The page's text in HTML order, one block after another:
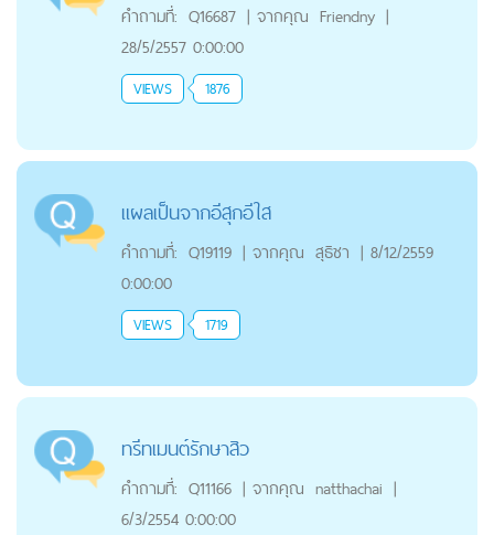
คำถามที่: Q16687 | จากคุณ Friendny |
28/5/2557 0:00:00
VIEWS 1876
แผลเป็นจากอีสุกอีใส
คำถามที่: Q19119 | จากคุณ สุธิชา | 8/12/2559
0:00:00
VIEWS 1719
ทรีทเมนต์รักษาสิว
คำถามที่: Q11166 | จากคุณ natthachai |
6/3/2554 0:00:00